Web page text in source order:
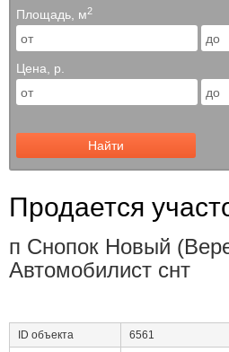
Площадь, м2
Цена, р.
Найти
Продается
п Снопок Новый
Автомобилист снт
ID объекта 6561